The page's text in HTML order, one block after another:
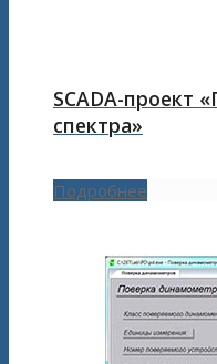
SCADA-проект
спектра»
Подробнее